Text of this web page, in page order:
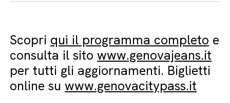
Scopri qui il programma completo e
consulta il sitowww.genovajeans.it
per tutti gli aggiornamenti. Biglietti
online suwww.genovacitypass.it